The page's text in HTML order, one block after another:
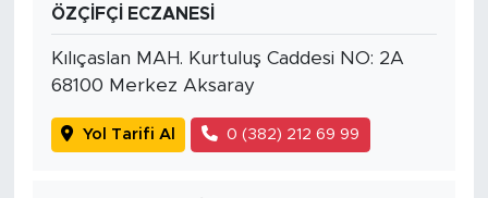
ÖZÇİFÇİ ECZANESİ
Kılıçaslan MAH. Kurtuluş Caddesi NO: 2A
68100 Merkez Aksaray
Yol Tarifi Al 0 (382) 212 69 99